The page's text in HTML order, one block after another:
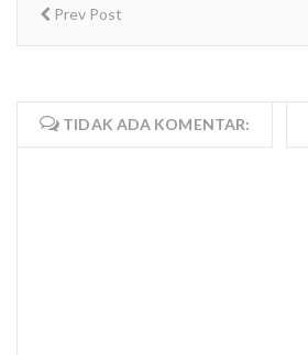
Prev Post
TIDAK ADA KOMENTAR: